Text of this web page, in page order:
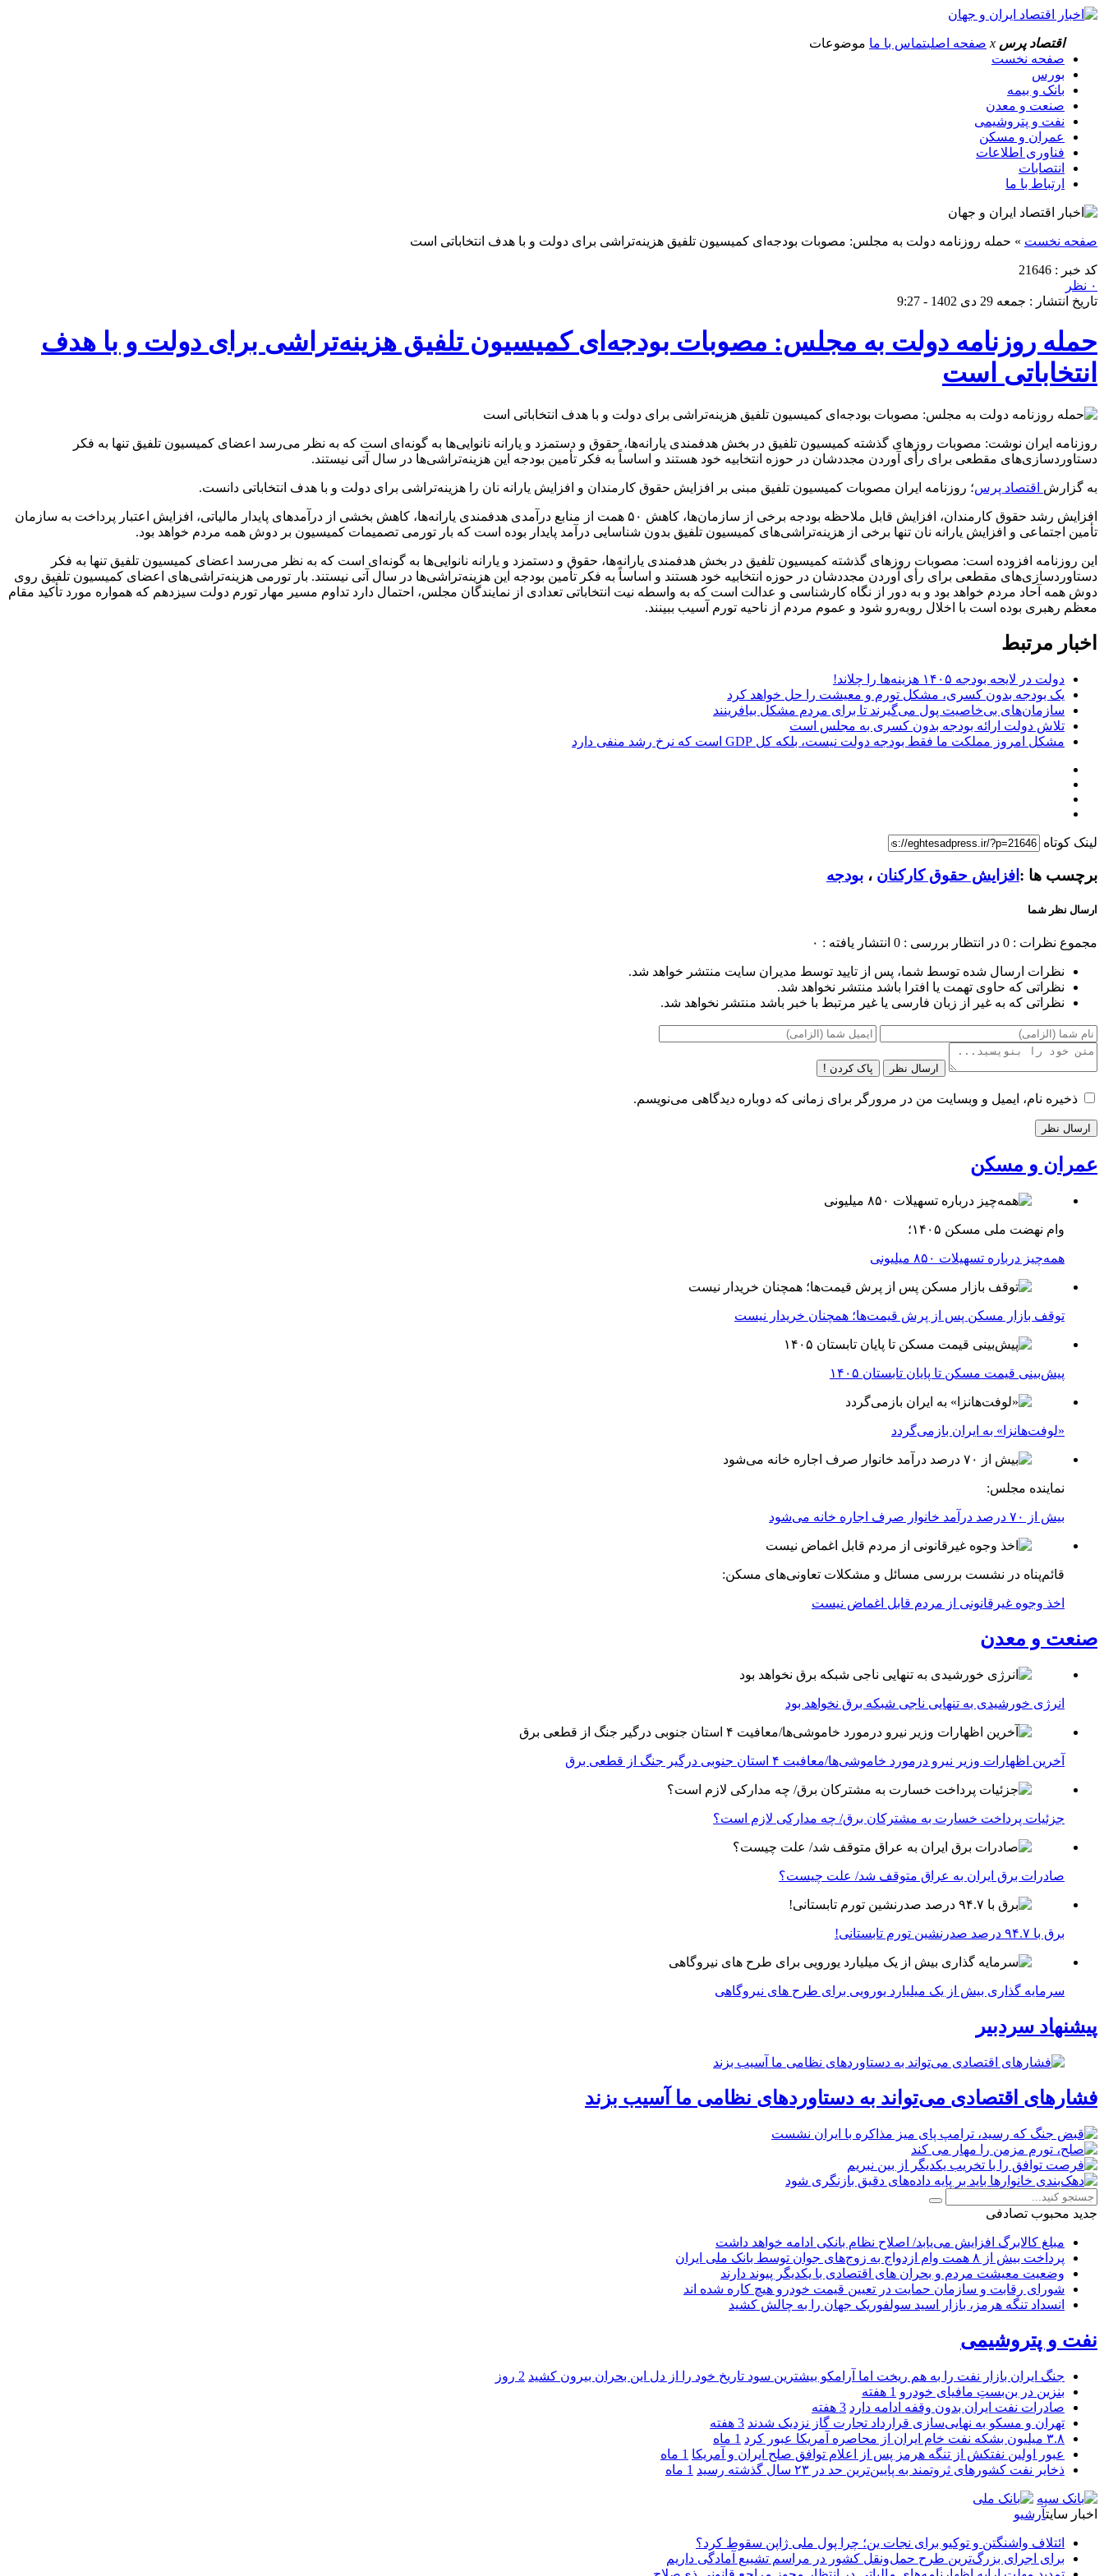
اقتصاد پرس x صفحه اصلیتماس با ما موضوعات
صفحه نخست
بورس
بانک و بیمه
صنعت و معدن
نفت و پتروشیمی
عمران و مسکن
فناوری اطلاعات
انتصابات
ارتباط با ما
صفحه نخست » حمله روزنامه دولت به مجلس: مصوبات بودجه‌ای کمیسیون تلفیق هزینه‌تراشی برای دولت و با هدف انتخاباتی است
کد خبر : 21646
۰ نظر
تاریخ انتشار : جمعه 29 دی 1402 - 9:27
حمله روزنامه دولت به مجلس: مصوبات بودجه‌ای کمیسیون تلفیق هزینه‌تراشی برای دولت و با هدف
انتخاباتی است
روزنامه ایران نوشت: مصوبات روزهای گذشته کمیسیون تلفیق در بخش هدفمندی یارانه‌ها، حقوق و دستمزد و یارانه نانوایی‌ها به گونه‌ای است که به نظر می‌رسد اعضای کمیسیون تلفیق تنها به فکر
دستاوردسازی‌های مقطعی برای رأی آوردن مجددشان در حوزه انتخابیه‌ خود هستند و اساساً به فکر تأمین بودجه این هزینه‌تراشی‌ها در سال آتی نیستند.
به گزارش اقتصاد پرس؛ روزنامه ایران مصوبات کمیسیون تلفیق مبنی بر افزایش حقوق کارمندان و افزایش یارانه نان را هزینه‌تراشی برای دولت و با هدف انتخاباتی دانست.
افزایش رشد حقوق‌ کارمندان، افزایش قابل ملاحظه بودجه برخی از سازمان‌ها، کاهش ۵۰ همت از منابع درآمدی هدفمندی یارانه‌ها، کاهش بخشی از درآمدهای پایدار مالیاتی، افزایش اعتبار پرداخت به سازمان
تأمین اجتماعی و افزایش یارانه نان تنها برخی از هزینه‌تراشی‌های کمیسیون تلفیق بدون شناسایی درآمد پایدار بوده است که بار تورمی تصمیمات کمیسیون بر دوش همه مردم خواهد بود.
این روزنامه افزوده است: مصوبات روزهای گذشته کمیسیون تلفیق در بخش هدفمندی یارانه‌ها، حقوق و دستمزد و یارانه نانوایی‌ها به گونه‌ای است که به نظر می‌رسد اعضای کمیسیون تلفیق تنها به فکر
دستاوردسازی‌های مقطعی برای رأی آوردن مجددشان در حوزه انتخابیه‌ خود هستند و اساساً به فکر تأمین بودجه این هزینه‌تراشی‌ها در سال آتی نیستند. بار تورمی هزینه‌تراشی‌های اعضای کمیسیون تلفیق روی
دوش همه آحاد مردم خواهد بود و به دور از نگاه کارشناسی و عدالت است که به واسطه نیت انتخاباتی تعدادی از نمایندگان مجلس، احتمال دارد تداوم مسیر مهار تورم دولت سیزدهم که همواره مورد تأکید مقام
معظم رهبری بوده است با اخلال روبه‌رو شود و عموم مردم از ناحیه تورم آسیب ببینند.
اخبار مرتبط
دولت در لایحه بودجه ۱۴۰۵ هزینه‌ها را چلاند!
یک بودجه بدون کسری، مشکل تورم و معیشت را حل خواهد کرد
سازمان‌های بی‌خاصیت پول می‌گیرند تا برای مردم مشکل بیافرینند
تلاش دولت ارائه بودجه بدون کسری به مجلس است
مشکل امروز مملکت ما فقط بودجه دولت نیست، بلکه کل GDP است که نرخ رشد منفی دارد
لینک کوتاه
برچسب ها : افزایش حقوق کارکنان ، بودجه
ارسال نظر شما
مجموع نظرات : 0 در انتظار بررسی : 0 انتشار یافته : ۰
نظرات ارسال شده توسط شما، پس از تایید توسط مدیران سایت منتشر خواهد شد.
نظراتی که حاوی تهمت یا افترا باشد منتشر نخواهد شد.
نظراتی که به غیر از زبان فارسی یا غیر مرتبط با خبر باشد منتشر نخواهد شد.
ارسال نظر پاک کردن !
ذخیره نام، ایمیل و وبسایت من در مرورگر برای زمانی که دوباره دیدگاهی می‌نویسم.
عمران و مسکن
وام نهضت ملی مسکن ۱۴۰۵؛
همه‌چیز درباره تسهیلات ۸۵۰ میلیونی
توقف بازار مسکن پس از پرش قیمت‌ها؛ همچنان خریدار نیست
پیش‌بینی قیمت مسکن تا پایان تابستان ۱۴۰۵
«لوفت‌هانزا» به ایران بازمی‌گردد
نماینده مجلس:
بیش از ۷۰ درصد درآمد خانوار صرف اجاره خانه می‌شود
قائم‌پناه در نشست بررسی مسائل و مشکلات تعاونی‌های مسکن:
اخذ وجوه غیرقانونی از مردم قابل اغماض نیست
صنعت و معدن
انرژی خورشیدی به تنهایی ناجی شبکه برق نخواهد بود
آخرین اظهارات وزیر نیرو درمورد خاموشی‌ها/معافیت ۴ استان جنوبی درگیر جنگ از قطعی برق
جزئیات پرداخت خسارت به مشترکان برق/ چه مدارکی لازم است؟
صادرات برق ایران به عراق متوقف شد/ علت چیست؟
برق با ۹۴.۷ درصد صدرنشین تورم تابستانی!
سرمایه گذاری بیش از یک میلیارد یورویی برای طرح های نیروگاهی
پیشنهاد سردبیر
فشارهای اقتصادی می‌تواند به دستاوردهای نظامی ما آسیب بزند
جدید محبوب تصادفی
مبلغ کالابرگ افزایش می‌یابد/ اصلاح نظام بانکی ادامه خواهد داشت
پرداخت بیش از ۸ همت وام ازدواج به زوج‌های جوان توسط بانک ملی ایران
وضعیت معیشت مردم و بحران های اقتصادی با یکدیگر پیوند دارند
شورای رقابت و سازمان حمایت در تعیین قیمت خودرو هیچ کاره شده اند
انسداد تنگه هرمز، بازار اسید سولفوریک جهان را به چالش کشید
نفت و پتروشیمی
جنگ ایران بازار نفت را به هم ریخت اما آرامکو بیشترین سود تاریخ خود را از دل این بحران بیرون کشید 2 روز
بنزین در بن‌بستِ مافیای خودرو 1 هفته
صادرات نفت ایران بدون وقفه ادامه دارد 3 هفته
تهران و مسکو به نهایی‌سازی قرارداد تجارت گاز نزدیک شدند 3 هفته
۳.۸ میلیون بشکه نفت خام ایران از محاصره آمریکا عبور کرد
1 ماه
عبور اولین نفتکش از تنگه هرمز پس از اعلام توافق صلح ایران و آمریکا 1 ماه
ذخایر نفت کشورهای ثروتمند به پایین‌ترین حد در ۲۳ سال گذشته رسید
1 ماه
اخبار سایتآرشیو
ائتلاف واشنگتن و توکیو برای نجات ین؛ چرا پول ملی ژاپن سقوط کرد؟
برای اجرای بزرگ‌ترین طرح حمل‌ونقل کشور در مراسم تشییع آمادگی داریم